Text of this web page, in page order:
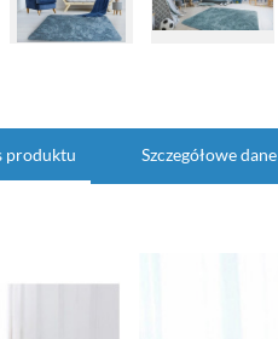
produktu Szczegółowe dane